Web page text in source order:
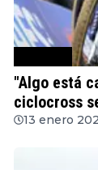
"Algo está
ciclocross
13 enero